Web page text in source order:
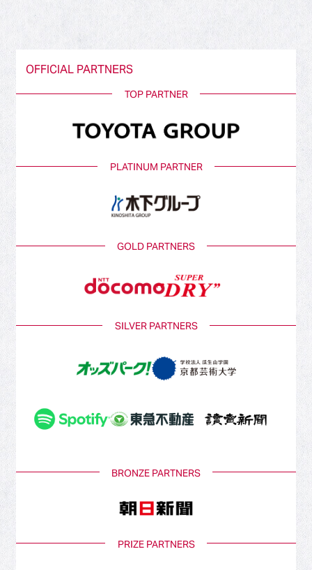
OFFICIAL PARTNERS
TOP PARTNER
PLATINUM PARTNER
GOLD PARTNERS
SILVER PARTNERS
BRONZE PARTNERS
PRIZE PARTNERS